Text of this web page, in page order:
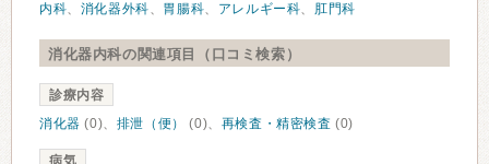
内科、 消化器外科、 胃腸科、 アレルギー科、 肛門科
消化器内科の関連項目（口コミ検索）
診療内容
消化器 (0)、 排泄（便） (0)、 再検査・精密検査 (0)
病気